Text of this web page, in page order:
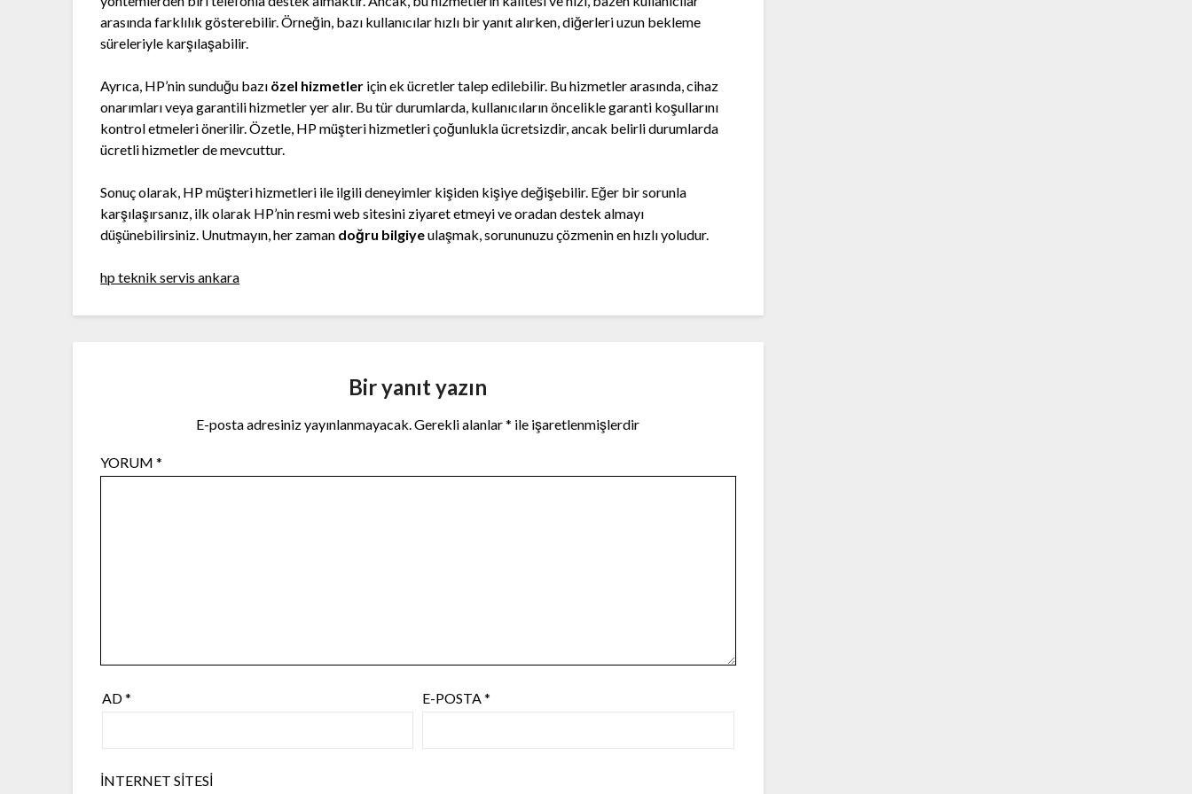
arasında farklılık gösterebilir. Örneğin, bazı kullanıcılar hızlı bir yanıt alırken, diğerleri uzun bekleme
süreleriyle karşılaşabilir.
Ayrıca, HP’nin sunduğu bazı özel hizmetler için ek ücretler talep edilebilir. Bu hizmetler arasında, cihaz
onarımları veya garantili hizmetler yer alır. Bu tür durumlarda, kullanıcıların öncelikle garanti koşullarını
kontrol etmeleri önerilir. Özetle, HP müşteri hizmetleri çoğunlukla ücretsizdir, ancak belirli durumlarda
ücretli hizmetler de mevcuttur.
Sonuç olarak, HP müşteri hizmetleri ile ilgili deneyimler kişiden kişiye değişebilir. Eğer bir sorunla
karşılaşırsanız, ilk olarak HP’nin resmi web sitesini ziyaret etmeyi ve oradan destek almayı
düşünebilirsiniz. Unutmayın, her zaman doğru bilgiyeulaşmak, sorununuzu çözmenin en hızlı yoludur.
hp teknik servis ankara
Bir yanıt yazın
E-posta adresiniz yayınlanmayacak.Gerekli alanlar* ile işaretlenmişlerdir
YORUM*
AD* E-POSTA*
İNTERNET SITESI